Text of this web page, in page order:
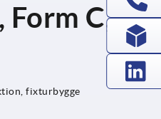
Form C,
fixturbygge